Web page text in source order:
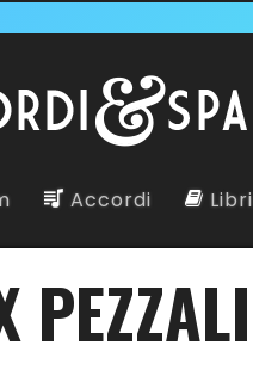
Accordi Libri
PEZZALI